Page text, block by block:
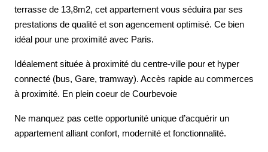
terrasse de 13,8m2, cet appartement vous séduira par ses
prestations de qualité et son agencement optimisé. Ce bien
idéal pour une proximité avec Paris.
Idéalement située à proximité du centre-ville pour et hyper
connecté (bus, Gare, tramway). Accès rapide au commerces
à proximité. En plein coeur de Courbevoie
Ne manquez pas cette opportunité unique d’acquérir un
appartement alliant confort, modernité et fonctionnalité.